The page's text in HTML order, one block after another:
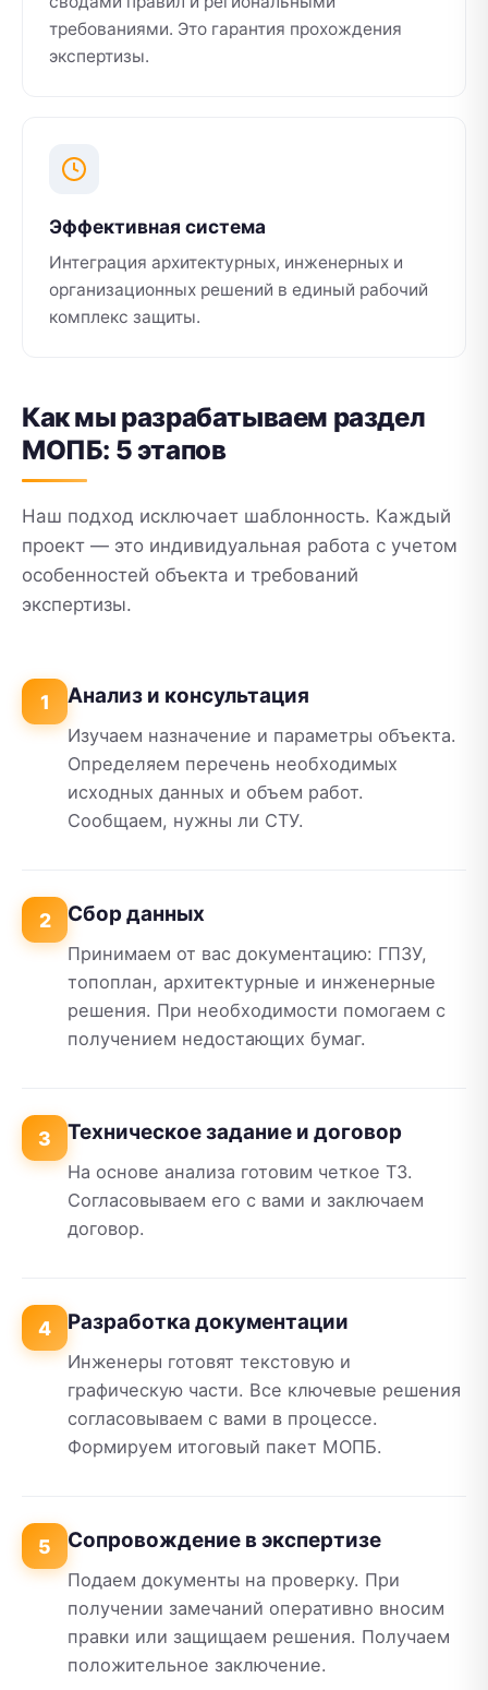
требованиями. Это гарантия прохождения
экспертизы.
Эффективная система
Интеграция архитектурных, инженерных и
организационных решений в единый рабочий
комплекс защиты.
Как мы разрабатываем раздел
МОПБ: 5 этапов
Наш подход исключает шаблонность. Каждый
проект — это индивидуальная работа с учетом
особенностей объекта и требований
экспертизы.
1 Анализ и консультация
Изучаем назначение и параметры объекта.
Определяем перечень необходимых
исходных данных и объем работ.
Сообщаем, нужны ли СТУ.
2 Сбор данных
Принимаем от вас документацию: ГПЗУ,
топоплан, архитектурные и инженерные
решения. При необходимости помогаем с
получением недостающих бумаг.
3 Техническое задание и договор
На основе анализа готовим четкое ТЗ.
Согласовываем его с вами и заключаем
договор.
4 Разработка документации
Инженеры готовят текстовую и
графическую части. Все ключевые решения
согласовываем с вами в процессе.
Формируем итоговый пакет МОПБ.
5 Сопровождение в экспертизе
Подаем документы на проверку. При
получении замечаний оперативно вносим
правки или защищаем решения. Получаем
положительное заключение.